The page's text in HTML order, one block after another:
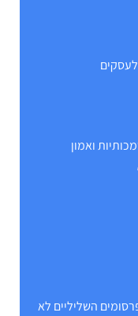
לעסקים
ואמון
השליליים לא